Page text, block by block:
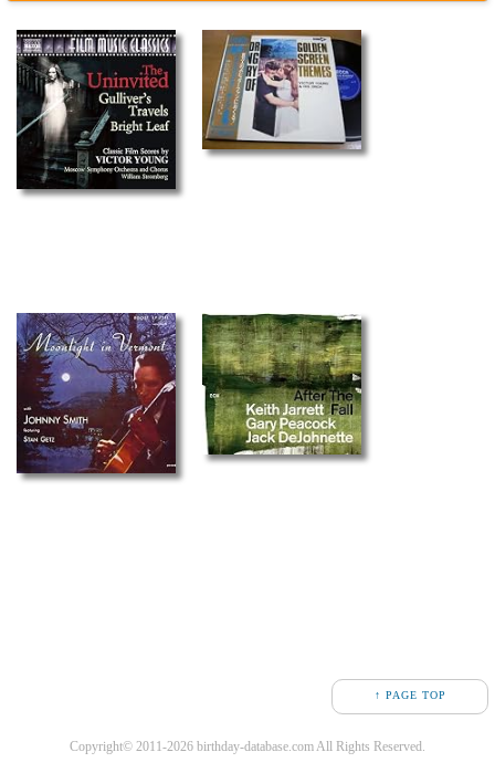
↑ PAGE TOP
Copyright© 2011-2026 birthday-database.com All Rights Reserved.